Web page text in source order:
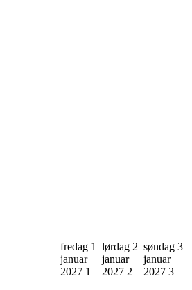
fredag 1
januar
2027 1
lørdag 2
januar
2027 2
søndag 3
januar
2027 3